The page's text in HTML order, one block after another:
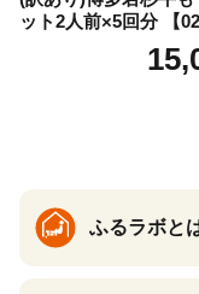
ット2人前×5回分 【
ふるラボと